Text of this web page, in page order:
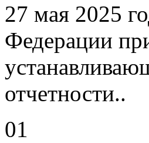
27 мая 2025
Федерации
отчетности..
01